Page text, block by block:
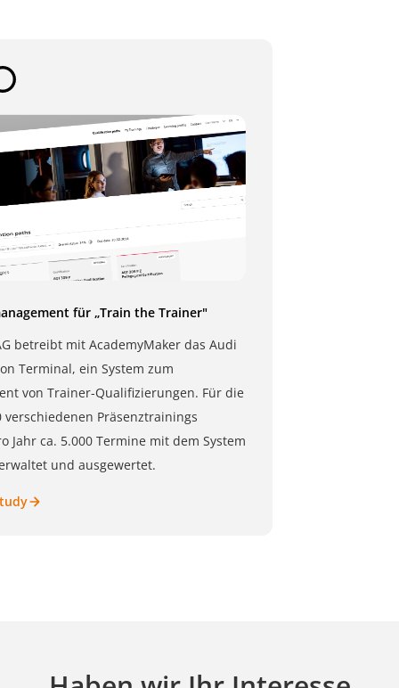
für „Train the Trainer"
betreibt mit AcademyMaker das Audi
Terminal, ein System zum
von Trainer-Qualifizierungen. Für die
verschiedenen Präsenztrainings
Jahr ca. 5.000 Termine mit dem System
und ausgewertet.